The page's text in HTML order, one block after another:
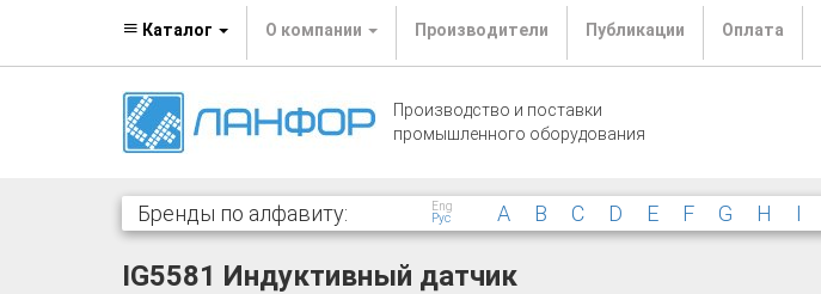
Каталог О компании Производители Публикации Оплата
Производство и поставки
промышленного оборудования
Бренды по алфавиту:
Eng
Рус
A B C D E F G H I
IG5581 Индуктивный датчик